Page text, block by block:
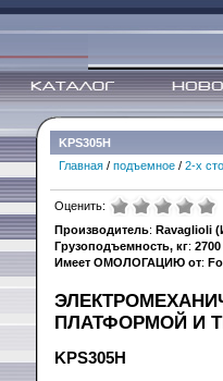
KPS305H
Главная / подъемное / 2-х
Оценить:
Производитель: Ravaglioli
Грузоподъемность, кг: 2700
Имеет ОМОЛОГАЦИЮ от:
ПЛАТФОРМОЙ И
KPS305H